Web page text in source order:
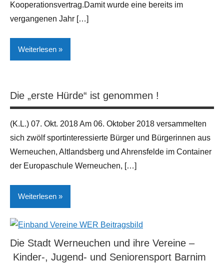
Kooperationsvertrag.Damit wurde eine bereits im
vergangenen Jahr […]
Weiterlesen
Leistungssport
Neues
aus
der
Region
Sport
Die „erste Hürde“ ist genommen !
(K.L.) 07. Okt. 2018 Am 06. Oktober 2018 versammelten
sich zwölf sportinteressierte Bürger und Bürgerinnen aus
Werneuchen, Altlandsberg und Ahrensfelde im Container
der Europaschule Werneuchen, […]
Weiterlesen
Breiten- und
Leistungssport
Neues
Die Stadt Werneuchen und ihre Vereine –
Kinder-, Jugend- und Seniorensport Barnim